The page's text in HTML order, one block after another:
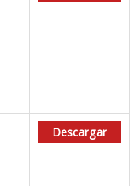
Descargar